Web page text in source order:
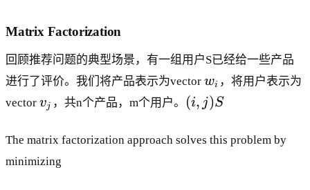
Matrix Factorization
回顾推荐问题的典型场景，有一组用户S已经给一些产品
进行了评价。我们将产品表示为vector w
_
i
wi ，将用户表示为
vector v
_
j
vj ，共n个产品，m个用户。
(
i,
j
)
(i, j)S
The matrix factorization approach solves this problem by
minimizing